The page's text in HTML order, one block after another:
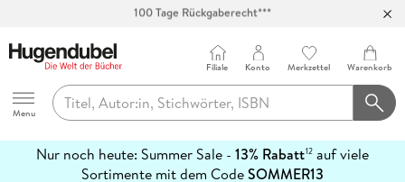
Abholung in über 100 Filialen
Hugendubel
Menu
Filiale Konto Merkzettel Warenkorb
Nur noch heute: Summer Sale - 13% Rabatt12 auf viele
Sortimente mit dem CodeSOMMER13